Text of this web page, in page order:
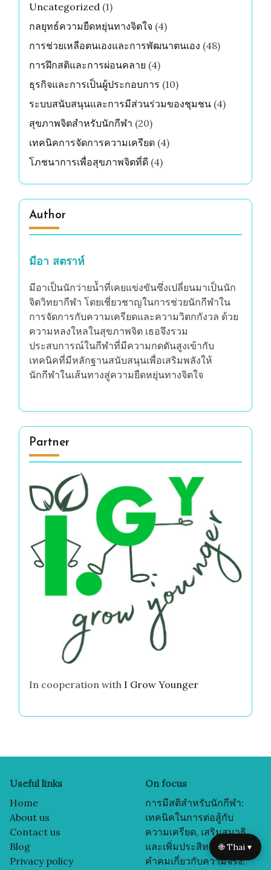
Uncategorized (1)
กลยุทธ์ความยืดหยุ่นทางจิตใจ (4)
การช่วยเหลือตนเองและการพัฒนาตนเอง (48)
การฝึกสติและการผ่อนคลาย (4)
ธุรกิจและการเป็นผู้ประกอบการ (10)
ระบบสนับสนุนและการมีส่วนร่วมของชุมชน (4)
สุขภาพจิตสำหรับนักกีฬา (20)
เทคนิคการจัดการความเครียด (4)
โภชนาการเพื่อสุขภาพจิตที่ดี (4)
Author
มีอา สตราห์
มีอาเป็นนักว่ายน้ำที่เคยแข่งขันซึ่งเปลี่ยนมาเป็นนัก
จิตวิทยากีฬา โดยเชี่ยวชาญในการช่วยนักกีฬาใน
การจัดการกับความเครียดและความวิตกกังวล ด้วย
ความหลงใหลในสุขภาพจิต เธอจึงรวม
ประสบการณ์ในกีฬาที่มีความกดดันสูงเข้ากับ
เทคนิคที่มีหลักฐานสนับสนุนเพื่อเสริมพลังให้
นักกีฬาในเส้นทางสู่ความยืดหยุ่นทางจิตใจ
Partner
In cooperation with I Grow Younger
Useful links
Home
About us
Contact us
Blog
Privacy policy
On focus
การมีสติสำหรับนักกีฬา:
เทคนิคในการต่อสู้กับ
ความเครียด, เสริมสมาธิ,
และเพิ่มประสิทธิภาพ
คำคมเกี่ยวกับความจริง:
🌐 Thai ▾